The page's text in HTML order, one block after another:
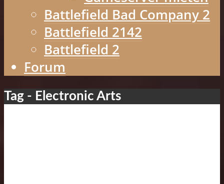
Battlefield Bad Company 2
Battlefield 2142
Battlefield 2
Forum
Tag - Electronic Arts